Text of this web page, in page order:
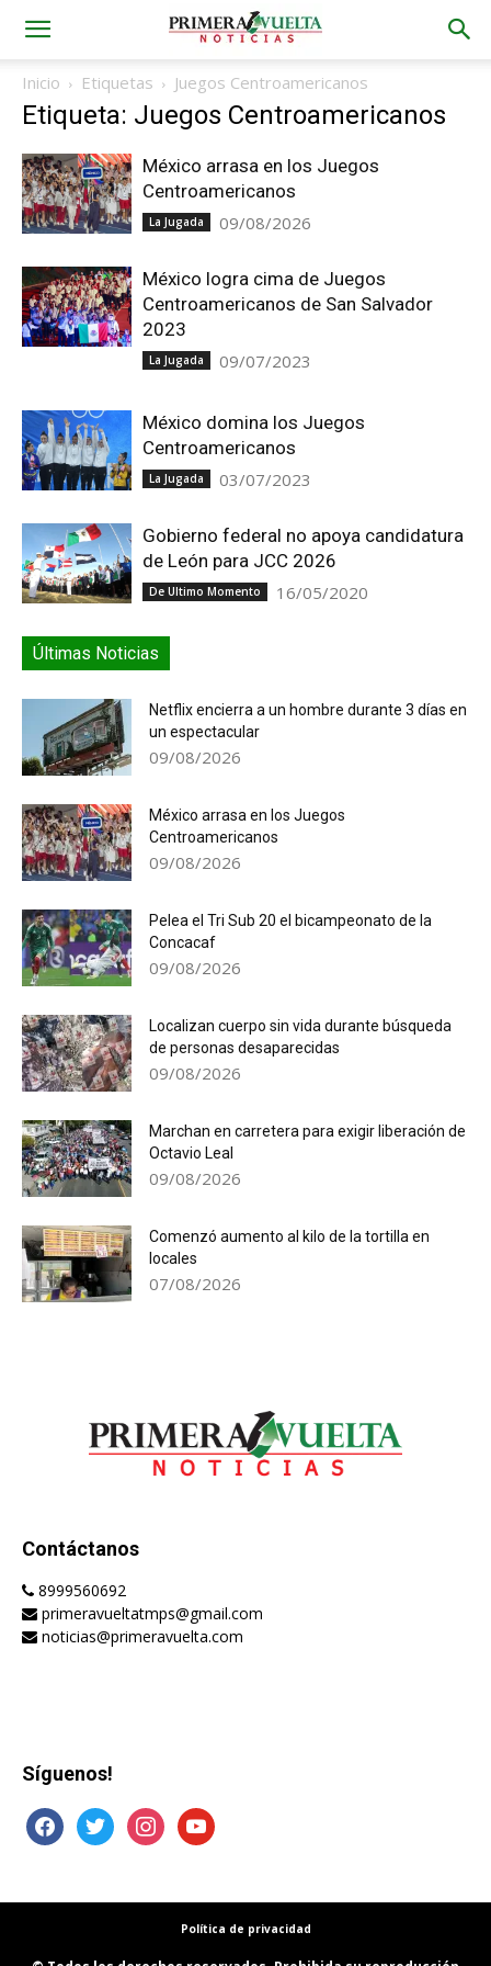
Inicio Etiquetas Juegos Centroamericanos
Etiqueta: Juegos Centroamericanos
México arrasa en los Juegos
Centroamericanos
La Jugada 09/08/2026
México logra cima de Juegos
Centroamericanos de San Salvador
2023
La Jugada 09/07/2023
México domina los Juegos
Centroamericanos
La Jugada 03/07/2023
Gobierno federal no apoya candidatura
de León para JCC 2026
De Ultimo Momento 16/05/2020
Últimas Noticias
Netflix encierra a un hombre durante 3 días en
un espectacular
09/08/2026
México arrasa en los Juegos
Centroamericanos
09/08/2026
Pelea el Tri Sub 20 el bicampeonato de la
Concacaf
09/08/2026
Localizan cuerpo sin vida durante búsqueda
de personas desaparecidas
09/08/2026
Marchan en carretera para exigir liberación de
Octavio Leal
09/08/2026
Comenzó aumento al kilo de la tortilla en
locales
07/08/2026
Contáctanos
8999560692
primeravueltatmps@gmail.com
noticias@primeravuelta.com
Síguenos!
facebooktwitter instagramyoutube
Política de privacidad